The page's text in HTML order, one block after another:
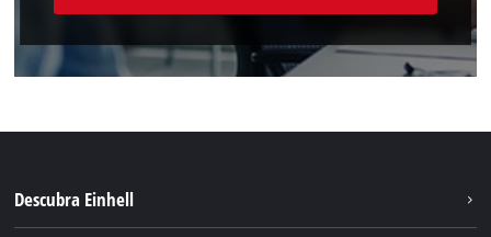
Descubra Einhell